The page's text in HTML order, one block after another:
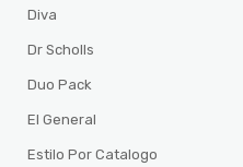
Diva
Dr Scholls
Duo Pack
El General
Estilo Por Catalogo